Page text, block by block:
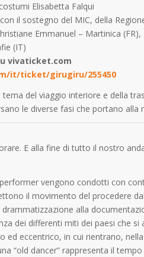
Elisabetta Falqui
il sostegno del MIC, della
Emmanuel – Martinica
(IT)
vivaticket.com
it/ticket/girugiru/255450
del viaggio interiore e della
le diverse fasi che portano alla
E alla fine di tutto il nostro
vengono condotti con
il movimento del procedere
alla
dei differenti miti dei paesi che
ed eccentrico, in cui rientrano,
“old dancer” rappresenta il